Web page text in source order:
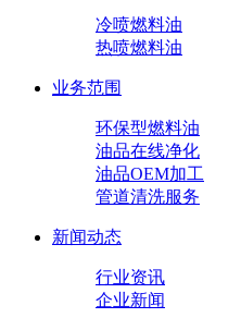
冷喷燃料油
热喷燃料油
业务范围
环保型燃料油
油品在线净化
油品OEM加工
管道清洗服务
新闻动态
行业资讯
企业新闻